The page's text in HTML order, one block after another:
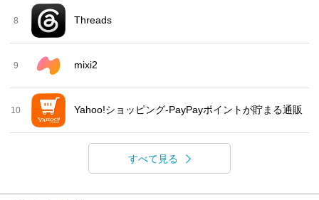
8 Threads
9 mixi2
10 Yahoo!ショッピング-PayPayポイントが貯まる通販
すべて見る